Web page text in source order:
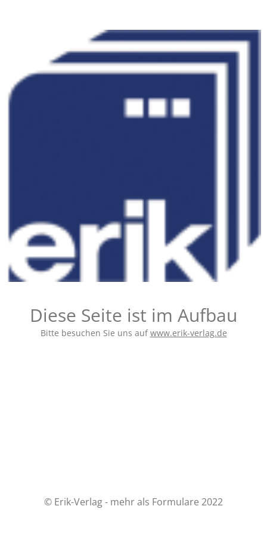
Diese Seite ist im Aufbau
Bitte besuchen Sie uns aufwww.erik-verlag.de
© Erik-Verlag - mehr als Formulare 2022